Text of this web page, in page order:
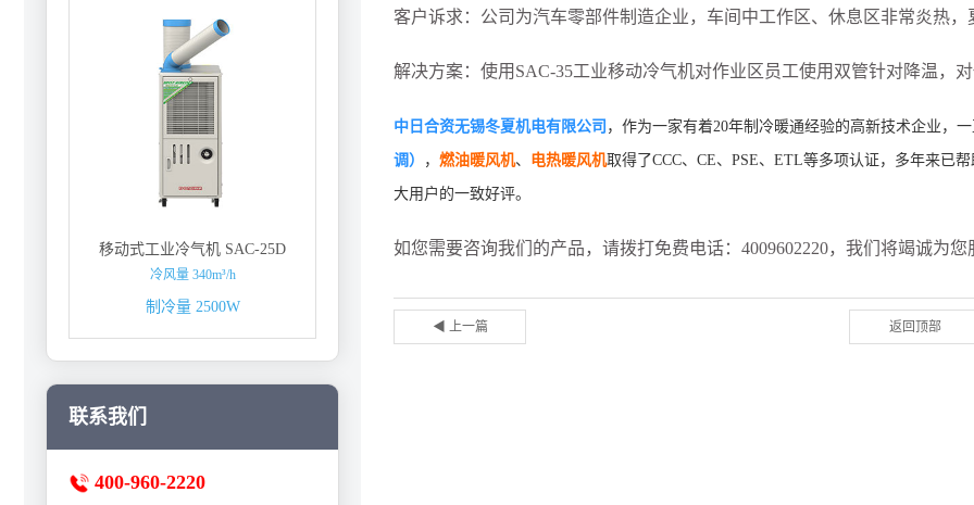
客户诉求：公司为汽车零部件制造企业，车间中工作区、休息区非常炎热
解决方案：使用SAC-35工业移动冷气机对作业区员工使用双管针对降温，
中日合资无锡冬夏机电有限公司 ，作为一家有着20年制冷暖通经验的高新技术企业，
调） ， 燃油暖风机、 电热暖风机取得了CCC、CE、PSE、ETL等多项认证，多年来已
大用户的一致好评。
如您需要咨询我们的产品，请拨打免费电话：4009602220，我们将竭诚为您
◀ 上一篇 返回顶部
移动式工业冷气机 SAC-25D
冷风量 340m³/h
制冷量 2500W
联系我们
400-960-2220